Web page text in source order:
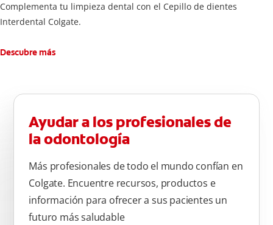
Complementa tu limpieza dental con el Cepillo de dientes
Interdental Colgate.
Descubre más
Ayudar a los profesionales de
la odontología
Más profesionales de todo el mundo confían en
Colgate. Encuentre recursos, productos e
información para ofrecer a sus pacientes un
futuro más saludable